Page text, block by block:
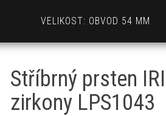
VELIKOST: OBVOD 54 MM
Stříbrný prsten
zirkony LPS1043